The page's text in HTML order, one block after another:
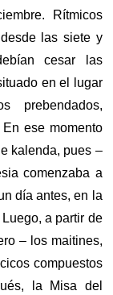
Rítmicos
las siete y
cesar las
en el lugar
prebendados,
ese momento
kalenda, pues –
comenzaba a
día antes, en la
a partir de
– los maitines,
compuestos
la Misa del